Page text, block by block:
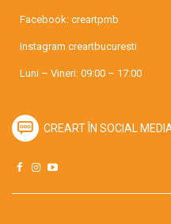
Facebook: creartpmb
Instagram creartbucuresti
Luni – Vineri: 09:00 – 17:00
CREART ÎN SOCIAL